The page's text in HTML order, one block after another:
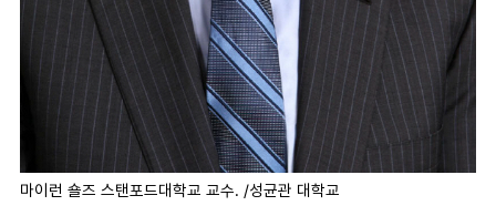
마이런 숄즈 스탠포드대학교 교수. /성균관 대학교